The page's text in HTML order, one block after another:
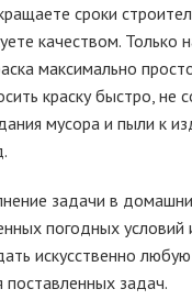
сроки
качеством. Только
максимально
краску быстро, не
мусора и пыли к
задачи в
погодных условий
искусственно любую
задач.